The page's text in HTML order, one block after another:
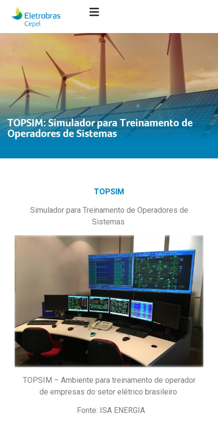
TOPSIM: Simulador para Treinamento de
Operadores de Sistemas
TOPSIM
Simulador para Treinamento de Operadores de
Sistemas
TOPSIM – Ambiente para treinamento de operador
de empresas do setor elétrico brasileiro
Fonte: ISA ENERGIA